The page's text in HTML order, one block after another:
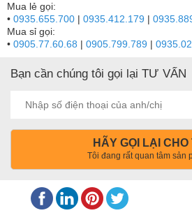
Mua lẻ gọi:
• 0935.655.700 | 0935.412.179 |
Mua sỉ gọi:
• 0905.77.60.68 | 0905.799.789 |
Bạn cần chúng tôi gọi lại TƯ VẤN
HÃY GỌI LẠI CHO
Tôi đang rất quan tâm sản